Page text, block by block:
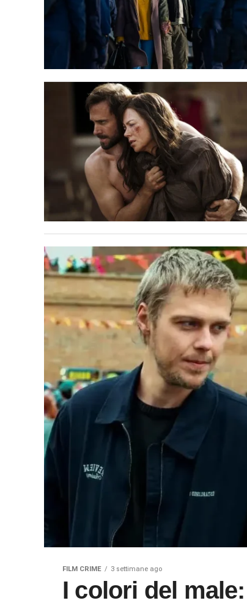
FILM CRIME 3 settimane ago
I colori del male: nero tratto da una storia